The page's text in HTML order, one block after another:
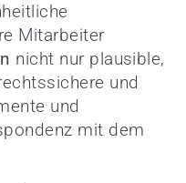
Mitarbeiter
nicht nur plausible,
und
und
mit dem